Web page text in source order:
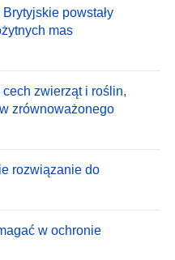
powstały
mas
zwierząt i roślin,
zrównoważonego
rozwiązanie do
w ochronie